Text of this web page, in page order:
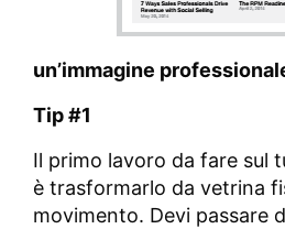
un’immagine
Tip #1
Il primo lavoro da fare sul
è trasformarlo da vetrina
movimento. Devi passare